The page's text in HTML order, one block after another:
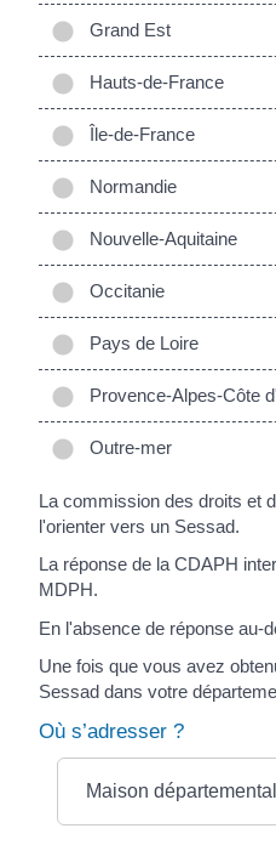
Grand Est
Hauts-de-France
Île-de-France
Normandie
Nouvelle-Aquitaine
Occitanie
Pays de Loire
Provence-Alpes-Côte
Outre-mer
La commission des droits et
l'orienter vers un Sessad.
La réponse de la CDAPH
MDPH.
En l'absence de réponse au-
Une fois que vous avez
Sessad dans votre
Où s’adresser ?
Maison